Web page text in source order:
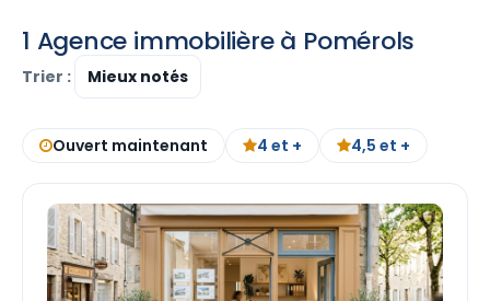
1 Agence immobilière à Pomérols
Trier :
Ouvert maintenant 4 et + 4,5 et +